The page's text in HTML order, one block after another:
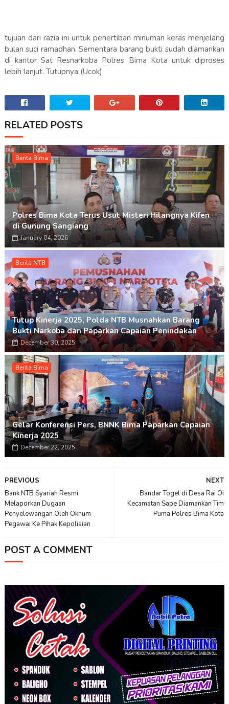
tujuan dari razia ini untuk penertiban minuman keras menjelang
bulan suci ramadhan. Sementara barang bukti sudah diamankan
di kantor Sat Resnarkoba Polres Bima Kota untuk diproses
lebih lanjut. Tutupnya (Ucok)
RELATED POSTS
Berita Bima
Polres Bima Kota Terus Usut Misteri Hilangnya Kifen
di Gunung Sangiang
January 04, 2026
Berita NTB
Tutup Kinerja 2025, Polda NTB Musnahkan Barang
Bukti Narkoba dan Paparkan Capaian Penindakan
December 30, 2025
Berita Bima
Gelar Konferensi Pers, BNNK Bima Paparkan Capaian
Kinerja 2025
December 22, 2025
NEXT
Bandar Togel di Desa Rai Oi
Kecamatan Sape Diamankan Tim
Puma Polres Bima Kota
PREVIOUS
Bank NTB Syariah Resmi
Melaporkan Dugaan
Penyelewangan Oleh Oknum
Pegawai Ke Pihak Kepolisian
POST A COMMENT